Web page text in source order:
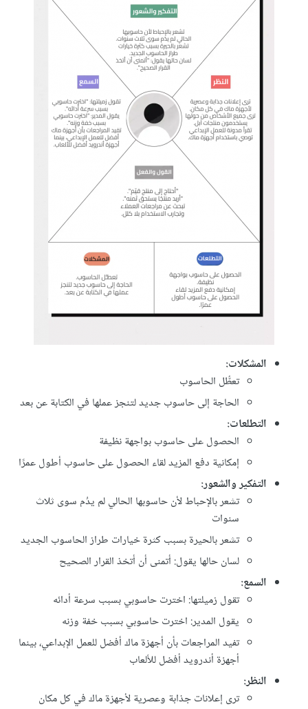
المشكلات:
تعطُّل الحاسوب
الحاجة إلى حاسوب جديد لتنجز عملها في الكتابة عن بعد
التطلعات:
الحصول على حاسوب بواجهة نظيفة
إمكانية دفع المزيد لقاء الحصول على حاسوب أطول عمرًا
التفكير والشعور:
تشعر بالإحباط لأن حاسوبها الحالي لم يدُم سوى ثلاث
سنوات
تشعر بالحيرة بسبب كثرة خيارات طراز الحاسوب الجديد
لسان حالها يقول: أتمنى أن أتخذ القرار الصحيح
السمع:
تقول زميلتها: اخترت حاسوبي بسبب سرعة أدائه
يقول المدير: اخترت حاسوبي بسبب خفة وزنه
تفيد المراجعات بأن أجهزة ماك أفضل للعمل الإبداعي، بينما
أجهزة أندرويد أفضل للألعاب
النظر:
ترى إعلانات جذابة وعصرية لأجهزة ماك في كل مكان